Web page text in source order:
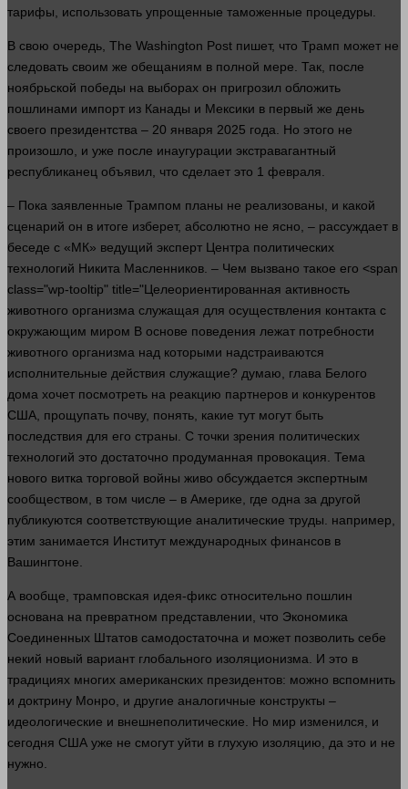
тарифы, использовать упрощенные таможенные процедуры.
В свою очередь, The Washington Post пишет, что Трамп может не
следовать своим же обещаниям в полной мере. Так, после
ноябрьской победы на выборах он пригрозил обложить
пошлинами импорт из Канады и Мексики в первый же день
своего президентства – 20 января 2025 года . Но этого не
произошло, и уже после инаугурации экстравагантный
республиканец объявил, что сделает это 1 февраля.
– Пока заявленные Трампом планы не реализованы, и какой
сценарий он в итоге изберет, абсолютно не ясно , – рассуждает в
беседе с «МК» ведущий эксперт Центра политических
технологий Никита Масленников. – Чем вызвано такое его <span
class="wp-tooltip" title="Целеориентированная активность
животного организма служащая для осуществления контакта с
окружающим миром В основе поведения лежат потребности
животного организма над которыми надстраиваются
исполнительные действия служащие? думаю , глава Белого
дома хочет посмотреть на реакцию партнеров и конкурентов
США, прощупать почву, понять , какие тут могут быть
последствия для его страны . С точки зрения политических
технологий это достаточно продуманная провокация. Тема
нового витка торговой войны живо обсуждается экспертным
сообществом, в том числе – в Америке, где одна за другой
публикуются соответствующие аналитические труды. например
этим занимается Институт международных финансов в
Вашингтоне.
А вообще, трамповская идея-фикс относительно пошлин
основана на превратном представлении, что Экономика
Соединенных Штатов самодостаточна и может позволить себе
некий новый вариант глобального изоляционизма. И это в
традициях многих американских президентов: можно вспомнить
и доктрину Монро, и другие аналогичные конструкты –
идеологические и внешнеполитические. Но мир изменился, и
сегодня США уже не смогут уйти в глухую изоляцию, да это и не
нужно